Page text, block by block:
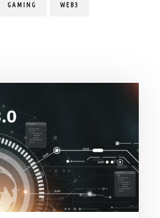
GAMING WEB3